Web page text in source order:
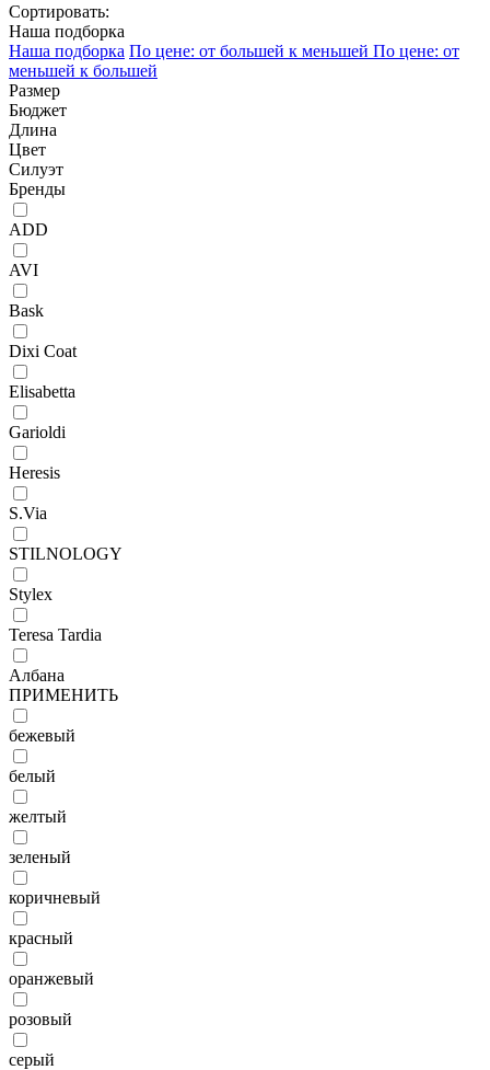
Сортировать:
Наша подборка
Наша подборка По цене: от большей к меньшей По цене: от
меньшей к большей
Размер
Бюджет
Длина
Цвет
Силуэт
Бренды
ADD
AVI
Bask
Dixi Coat
Elisabetta
Garioldi
Heresis
S.Via
STILNOLOGY
Stylex
Teresa Tardia
Албана
ПРИМЕНИТЬ
бежевый
белый
желтый
зеленый
коричневый
красный
оранжевый
розовый
серый